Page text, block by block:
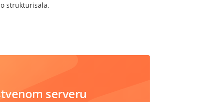
strukturisala.
serveru